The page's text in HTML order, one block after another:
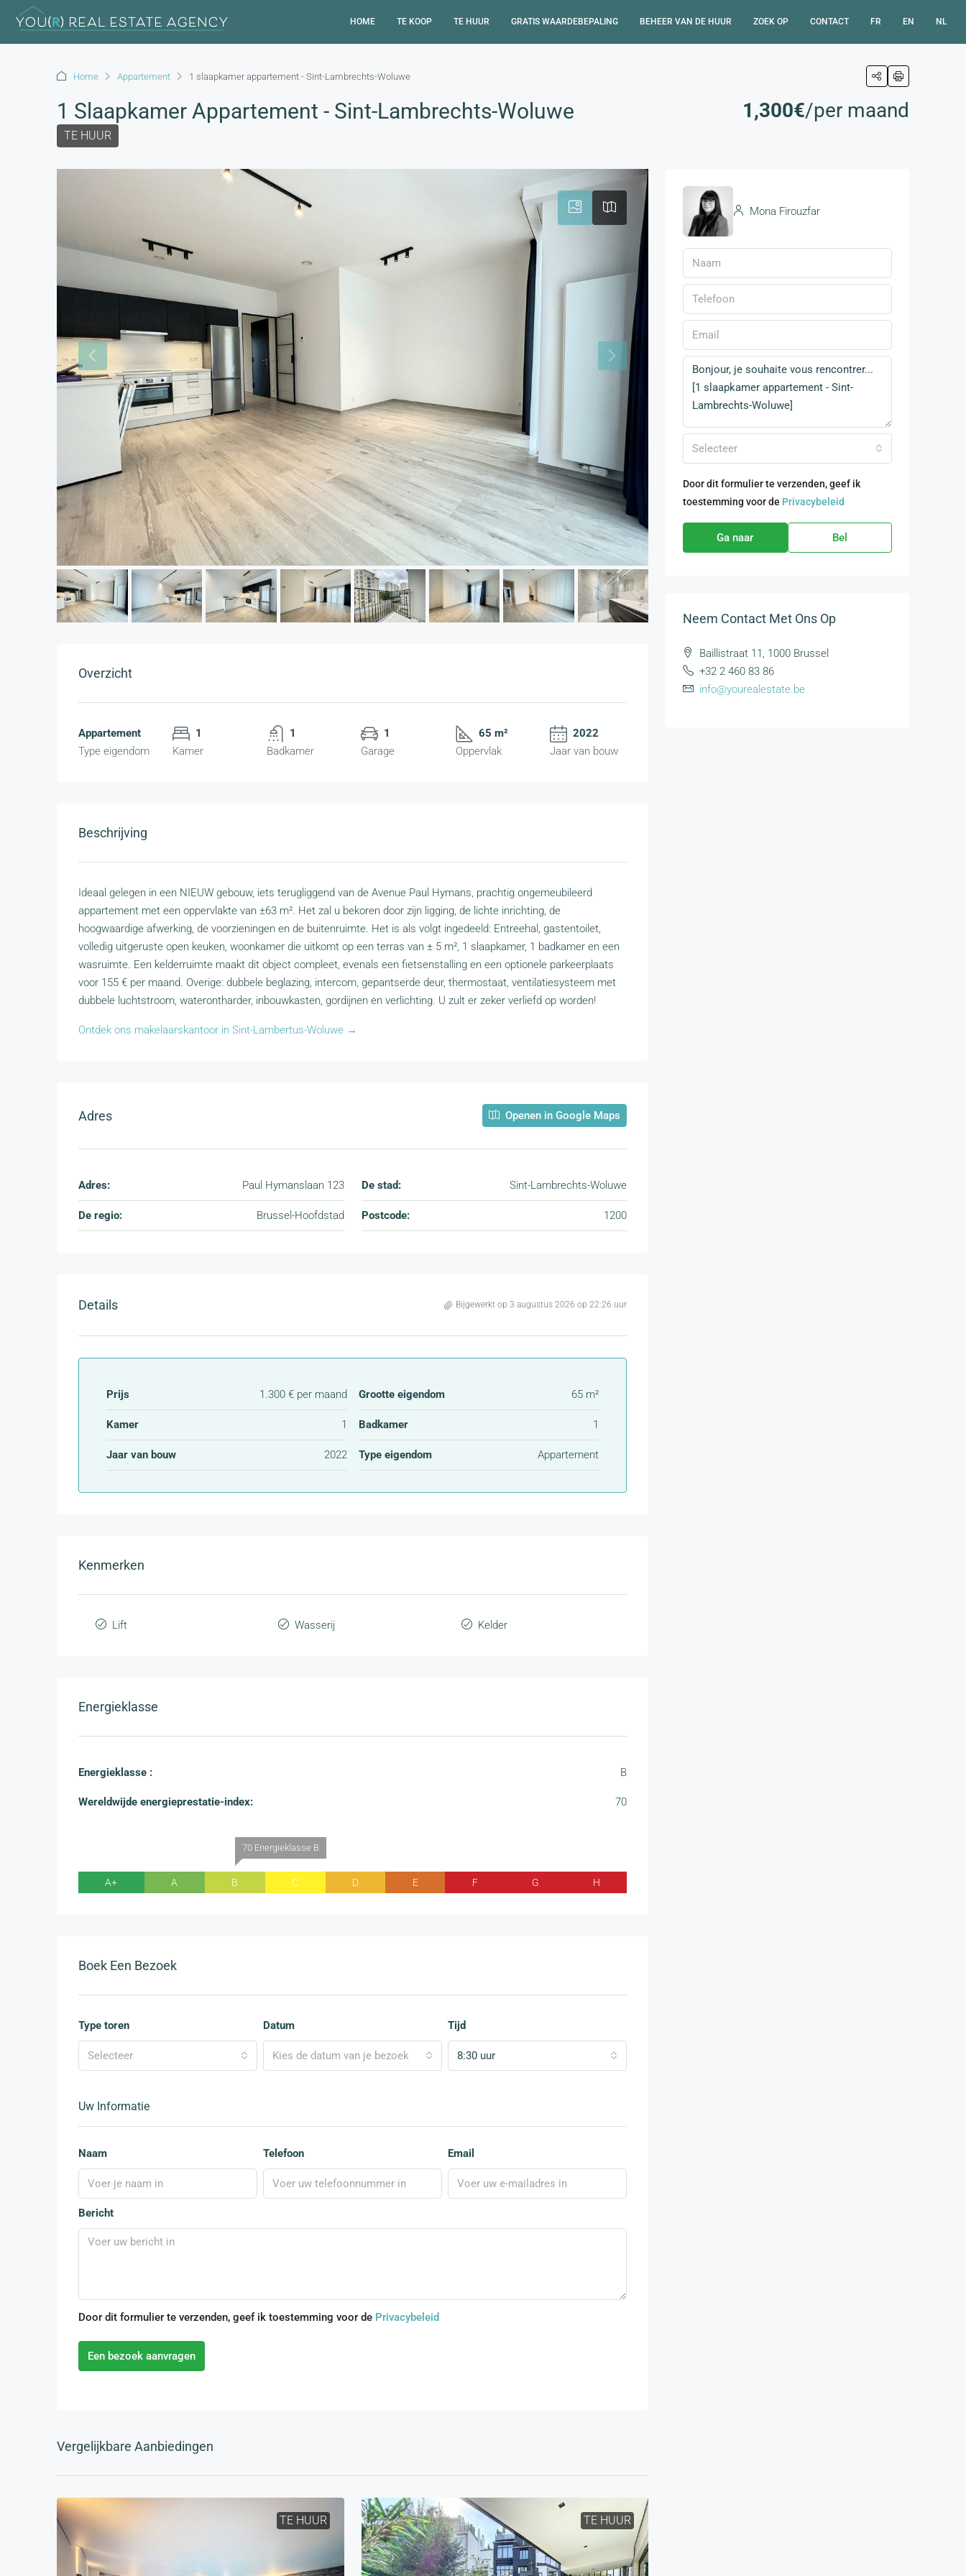
HOME TE KOOP TE HUUR GRATIS WAARDEBEPALING BEHEER VAN DE HUUR ZOEK OP CONTACT FR EN NL
Home Appartement 1 slaapkamer appartement - Sint-Lambrechts-Woluwe
1 Slaapkamer Appartement - Sint-Lambrechts-Woluwe
TE HUUR
1,300€/per maand
Overzicht
Appartement
Type eigendom
1
Kamer
1
Badkamer
1
Garage
65 m²
Oppervlak
2022
Jaar van bouw
Beschrijving
Ideaal gelegen in een NIEUW gebouw, iets terugliggend van de Avenue Paul Hymans, prachtig ongemeubileerd
appartement met een oppervlakte van ±63 m². Het zal u bekoren door zijn ligging, de lichte inrichting, de
hoogwaardige afwerking, de voorzieningen en de buitenruimte. Het is als volgt ingedeeld: Entreehal, gastentoilet,
volledig uitgeruste open keuken, woonkamer die uitkomt op een terras van ± 5 m², 1 slaapkamer, 1 badkamer en een
wasruimte. Een kelderruimte maakt dit object compleet, evenals een fietsenstalling en een optionele parkeerplaats
voor 155 € per maand. Overige: dubbele beglazing, intercom, gepantserde deur, thermostaat, ventilatiesysteem met
dubbele luchtstroom, waterontharder, inbouwkasten, gordijnen en verlichting. U zult er zeker verliefd op worden!
Ontdek ons makelaarskantoor in Sint-Lambertus-Woluwe →
Adres Openen in Google Maps
Adres: Paul Hymanslaan 123 De stad: Sint-Lambrechts-Woluwe
De regio: Brussel-Hoofdstad Postcode: 1200
Details Bijgewerkt op 3 augustus 2026 op 22:26 uur
Prijs 1.300 € per maand Grootte eigendom 65 m²
Kamer 1 Badkamer 1
Jaar van bouw 2022 Type eigendom Appartement
Kenmerken
Lift Wasserij Kelder
Energieklasse
Energieklasse : B
Wereldwijde energieprestatie-index: 70
A+ A
70 Energieklasse B
B C D E F G H
Boek Een Bezoek
Type toren
Selecteer
Datum
Kies de datum van je bezoek
Tijd
8:30 uur
Uw Informatie
Naam Telefoon Email
Bericht
Door dit formulier te verzenden, geef ik toestemming voor de Privacybeleid
Een bezoek aanvragen
Vergelijkbare Aanbiedingen
TE HUUR TE HUUR
Mona Firouzfar
Selecteer
Door dit formulier te verzenden, geef ik
toestemming voor de Privacybeleid
Ga naar Bel
Neem Contact Met Ons Op
Baillistraat 11, 1000 Brussel
+32 2 460 83 86
info@yourealestate.be